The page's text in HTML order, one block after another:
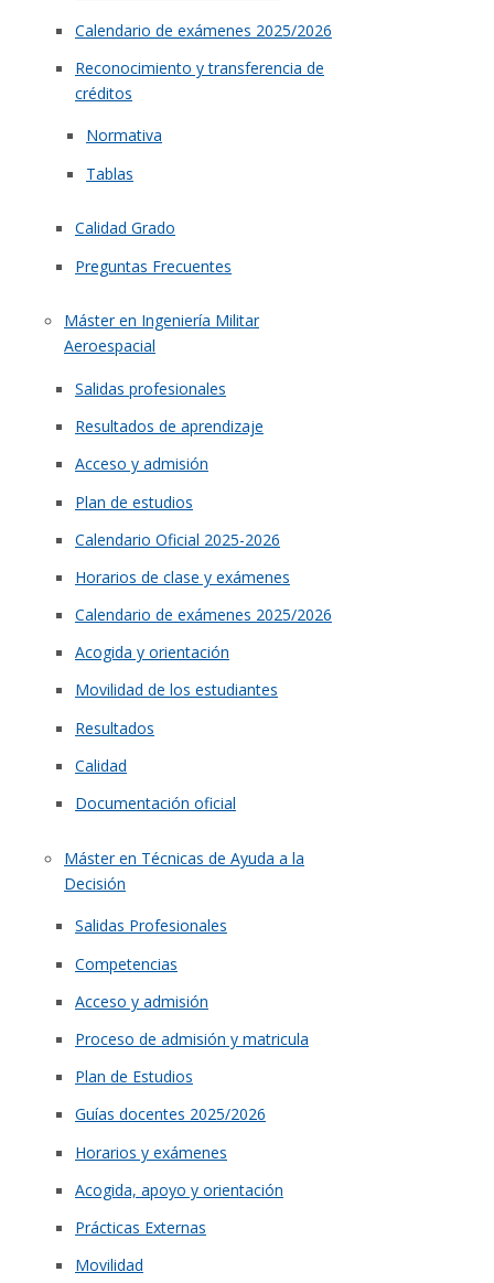
Calendario de exámenes 2025/2026
Reconocimiento y transferencia de
créditos
Normativa
Tablas
Calidad Grado
Preguntas Frecuentes
Máster en Ingeniería Militar
Aeroespacial
Salidas profesionales
Resultados de aprendizaje
Acceso y admisión
Plan de estudios
Calendario Oficial 2025-2026
Horarios de clase y exámenes
Calendario de exámenes 2025/2026
Acogida y orientación
Movilidad de los estudiantes
Resultados
Calidad
Documentación oficial
Máster en Técnicas de Ayuda a la
Decisión
Salidas Profesionales
Competencias
Acceso y admisión
Proceso de admisión y matricula
Plan de Estudios
Guías docentes 2025/2026
Horarios y exámenes
Acogida, apoyo y orientación
Prácticas Externas
Movilidad